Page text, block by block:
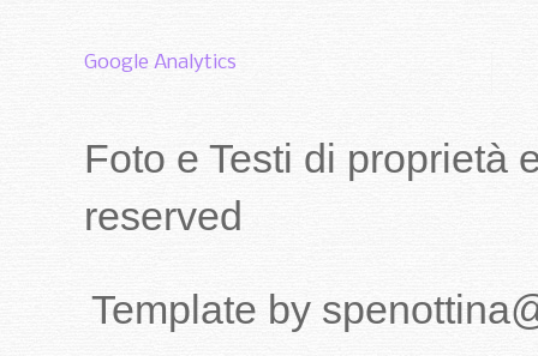
Google Analytics
Foto e Testi di proprietà
reserved
Template by